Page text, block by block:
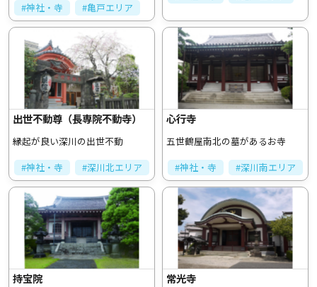
#神社・寺
#亀戸エリア
出世不動尊（長専院不動寺）
縁起が良い深川の出世不動
#神社・寺
#深川北エリア
心行寺
五世鶴屋南北の墓があるお寺
#神社・寺
#深川南エリア
持宝院 常光寺